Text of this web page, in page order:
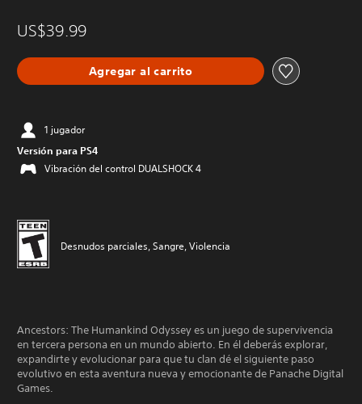
US$39.99
Agregar al carrito
1 jugador
Versión para PS4
Vibración del control DUALSHOCK 4
Desnudos parciales, Sangre, Violencia
Ancestors: The Humankind Odyssey es un juego de supervivencia
en tercera persona en un mundo abierto. En él deberás explorar,
expandirte y evolucionar para que tu clan dé el siguiente paso
evolutivo en esta aventura nueva y emocionante de Panache Digital
Games.